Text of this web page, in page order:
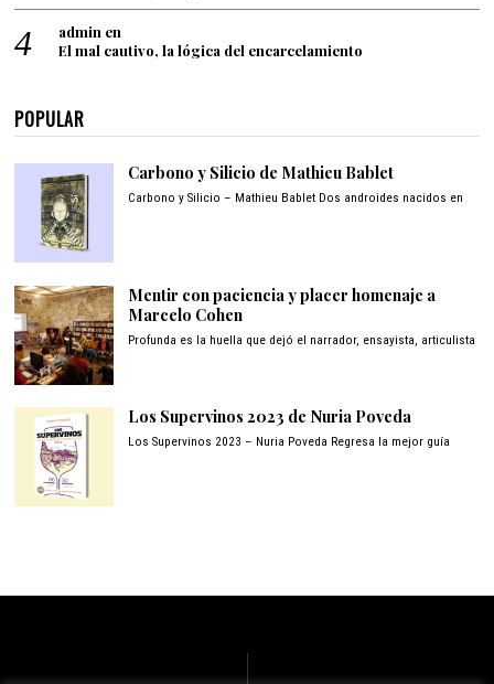
admin en
El mal cautivo, la lógica del encarcelamiento
POPULAR
Carbono y Silicio de Mathieu Bablet
Carbono y Silicio – Mathieu Bablet Dos androides nacidos en
Mentir con paciencia y placer homenaje a
Marcelo Cohen
Profunda es la huella que dejó el narrador, ensayista, articulista
Los Supervinos 2023 de Nuria Poveda
Los Supervinos 2023 – Nuria Poveda Regresa la mejor guía